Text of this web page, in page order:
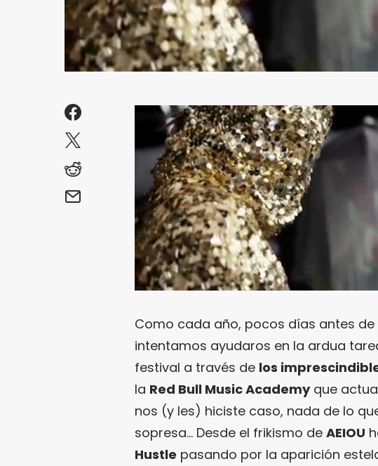
Como cada año, pocos días antes
intentamos ayudaros en la ardua
festival a través de los
la Red Bull Music Academyque
nos (y les) hiciste caso, nada de lo
sopresa… Desde el frikismo de AEIOU
Hustle pasando por la aparición